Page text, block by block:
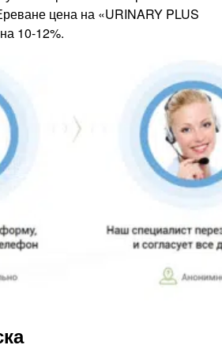
цена на «URINARY PLUS
10-12%.